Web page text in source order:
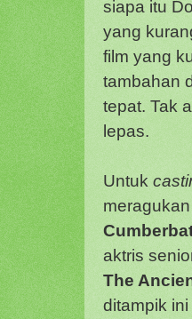
siapa itu
yang
film yang
tambahan
tepat. Tak
lepas.
Untuk
aktris
The
ditampik